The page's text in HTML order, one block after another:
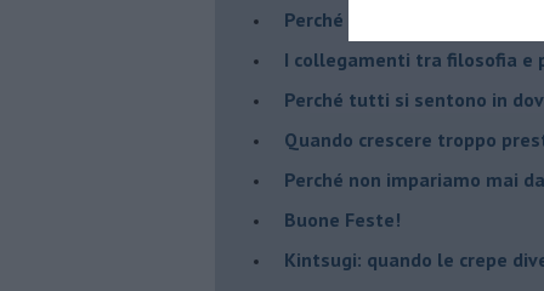
​Perché abbiamo così bisogno
​I collegamenti tra filosofia e
​Perché tutti si sentono in
​Quando crescere troppo
​Perché non impariamo mai
​Buone Feste!
​Kintsugi: quando le crepe